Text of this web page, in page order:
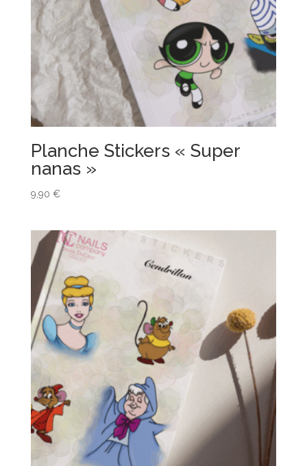
Planche Stickers « Super
nanas »
9,90 €